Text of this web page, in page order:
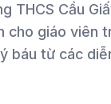
THCS Cầu
cho giáo viên
báu từ các